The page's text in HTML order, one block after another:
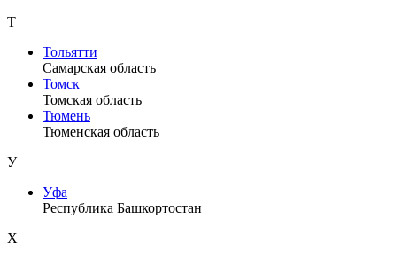
Т
Тольятти
Самарская область
Томск
Томская область
Тюмень
Тюменская область
У
Уфа
Республика Башкортостан
Х